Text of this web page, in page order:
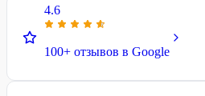
4.6
100+ отзывов в Google